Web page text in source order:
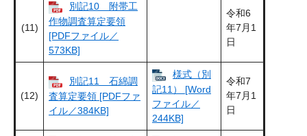
(11)
別記10 附帯工
作物調査算定要領
[PDFファイル／
573KB]
令和6
年7月1
日
(12)
別記11 石綿調
査算定要領 [PDFファ
イル／384KB]
様式（別
記11） [Word
ファイル／
244KB]
令和7
年7月1
日